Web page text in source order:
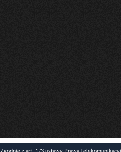
Zgodnie z art. 173 ustawy Prawa